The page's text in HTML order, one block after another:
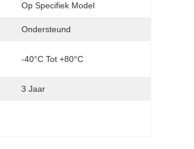
Op Specifiek Model
Ondersteund
-40°C Tot +80°C
3 Jaar